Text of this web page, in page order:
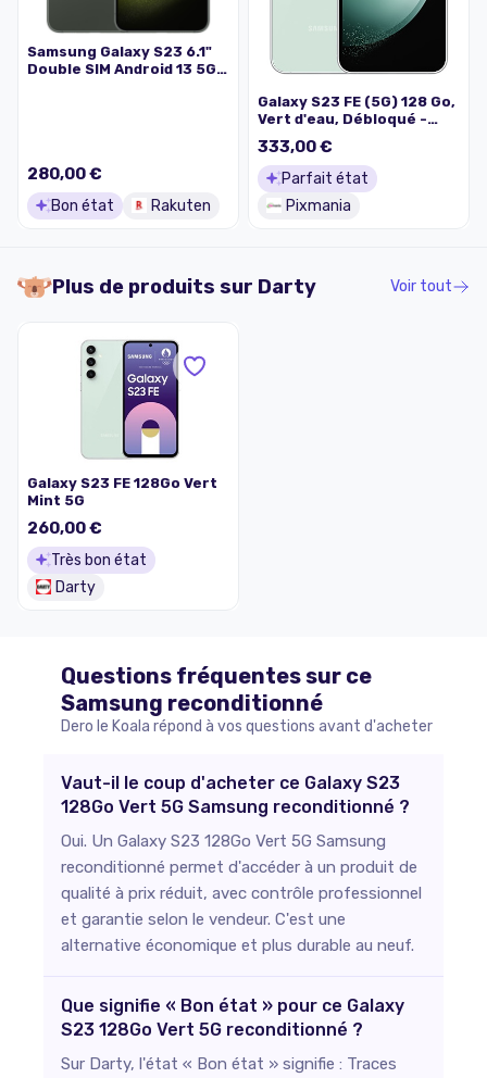
Samsung Galaxy S23 6.1"
Double SIM Android 13 5G
280,00 €
Bon état Rakuten
Galaxy S23 FE (5G) 128 Go,
Vert d'eau, Débloqué -
333,00 €
Parfait état
Pixmania
Plus de produits sur Darty Voir tout
Galaxy S23 FE 128Go Vert
Mint 5G
260,00 €
Très bon état
Darty
Questions fréquentes sur ce
Samsung reconditionné
Dero le Koala répond à vos questions avant d'acheter
Vaut-il le coup d'acheter ce Galaxy S23
128Go Vert 5G Samsung reconditionné ?
Oui. Un Galaxy S23 128Go Vert 5G Samsung
reconditionné permet d'accéder à un produit de
qualité à prix réduit, avec contrôle professionnel
et garantie selon le vendeur. C'est une
alternative économique et plus durable au neuf.
Que signifie « Bon état » pour ce Galaxy
S23 128Go Vert 5G reconditionné ?
Sur Darty, l'état « Bon état » signifie : Traces